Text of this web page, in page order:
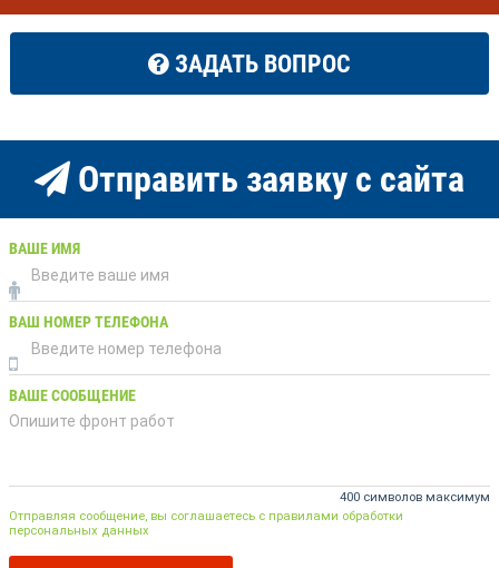
ЗАДАТЬ ВОПРОС
Отправить заявку с сайта
ВАШЕ ИМЯ
ВАШ НОМЕР ТЕЛЕФОНА
ВАШЕ СООБЩЕНИЕ
400 символов максимум
Отправляя сообщение, вы соглашаетесь с правилами обработки
персональных данных